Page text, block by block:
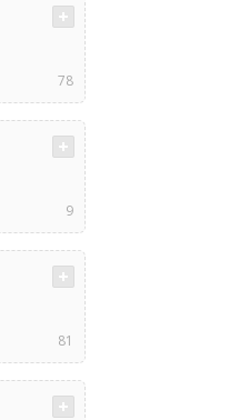
78
9
81